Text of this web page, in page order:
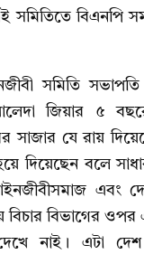
সমিতিতে বিএনপি
সমিতি সভাপতি
জিয়ার ৫
সাজার যে রায়
দিয়েছেন বলে
এবং
বিচার বিভাগের ওপর
নাই। এটা